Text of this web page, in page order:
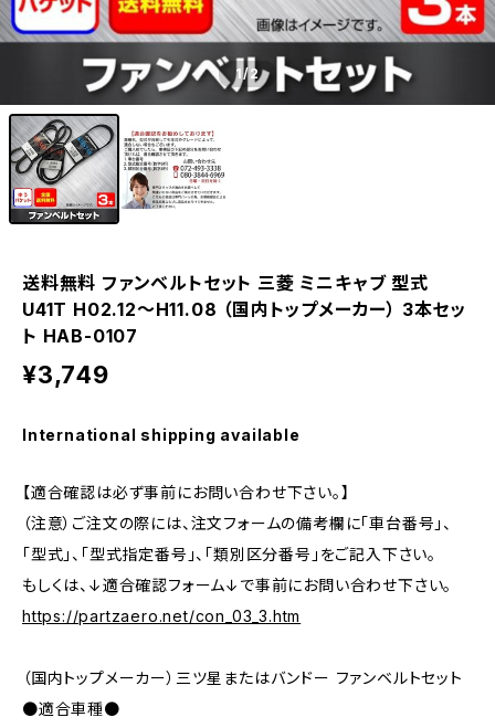
1/2
送料無料 ファンベルトセット 三菱 ミニキャブ 型式
U41T H02.12～H11.08 （国内トップメーカー） 3本セッ
ト HAB-0107
¥3,749
International shipping available
【適合確認は必ず事前にお問い合わせ下さい。】
（注意）ご注文の際には、注文フォームの備考欄に「車台番号」、
「型式」、「型式指定番号」、「類別区分番号」をご記入下さい。
もしくは、↓適合確認フォーム↓で事前にお問い合わせ下さい。
https://partzaero.net/con_03_3.htm
（国内トップメーカー）三ツ星またはバンドー ファンベルトセット
●適合車種●